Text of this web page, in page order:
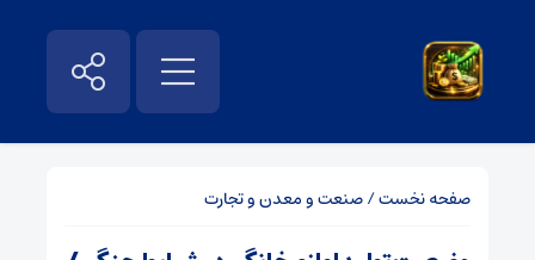
صفحه نخست/صنعت و معدن و تجارت